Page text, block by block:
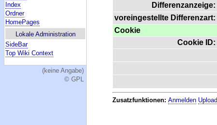
Index
Ordner
HomePages
Lokale Administration
SideBar
Top Wiki Context
(keine Angabe)
© GPL
Differenzanzeige:
voreingestellte Differenzart:
Cookie
Cookie ID:
Zusatzfunktionen:Anmelden